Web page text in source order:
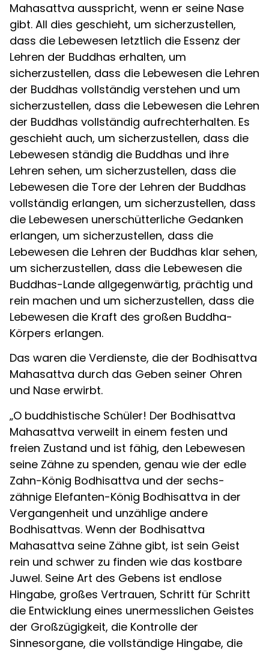
Mahasattva ausspricht, wenn er seine Nase
gibt. All dies geschieht, um sicherzustellen,
dass die Lebewesen letztlich die Essenz der
Lehren der Buddhas erhalten, um
sicherzustellen, dass die Lebewesen die Lehren
der Buddhas vollständig verstehen und um
sicherzustellen, dass die Lebewesen die Lehren
der Buddhas vollständig aufrechterhalten. Es
geschieht auch, um sicherzustellen, dass die
Lebewesen ständig die Buddhas und ihre
Lehren sehen, um sicherzustellen, dass die
Lebewesen die Tore der Lehren der Buddhas
vollständig erlangen, um sicherzustellen, dass
die Lebewesen unerschütterliche Gedanken
erlangen, um sicherzustellen, dass die
Lebewesen die Lehren der Buddhas klar sehen,
um sicherzustellen, dass die Lebewesen die
Buddhas-Lande allgegenwärtig, prächtig und
rein machen und um sicherzustellen, dass die
Lebewesen die Kraft des großen Buddha-
Körpers erlangen.
Das waren die Verdienste, die der Bodhisattva
Mahasattva durch das Geben seiner Ohren
und Nase erwirbt.
„O buddhistische Schüler! Der Bodhisattva
Mahasattva verweilt in einem festen und
freien Zustand und ist fähig, den Lebewesen
seine Zähne zu spenden, genau wie der edle
Zahn-König Bodhisattva und der sechs-
zähnige Elefanten-König Bodhisattva in der
Vergangenheit und unzählige andere
Bodhisattvas. Wenn der Bodhisattva
Mahasattva seine Zähne gibt, ist sein Geist
rein und schwer zu finden wie das kostbare
Juwel. Seine Art des Gebens ist endlose
Hingabe, großes Vertrauen, Schritt für Schritt
die Entwicklung eines unermesslichen Geistes
der Großzügigkeit, die Kontrolle der
Sinnesorgane, die vollständige Hingabe, die